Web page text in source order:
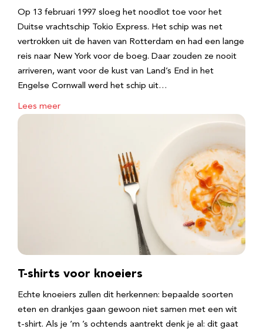
Op 13 februari 1997 sloeg het noodlot toe voor het
Duitse vrachtschip Tokio Express. Het schip was net
vertrokken uit de haven van Rotterdam en had een lange
reis naar New York voor de boeg. Daar zouden ze nooit
arriveren, want voor de kust van Land’s End in het
Engelse Cornwall werd het schip uit…
Lees meer
T-shirts voor knoeiers
Echte knoeiers zullen dit herkennen: bepaalde soorten
eten en drankjes gaan gewoon niet samen met een wit
t-shirt. Als je ‘m ’s ochtends aantrekt denk je al: dit gaat